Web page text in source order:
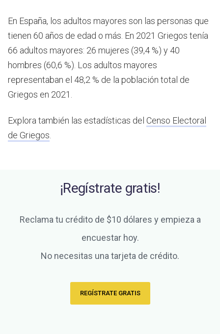
En España, los adultos mayores son las personas que
tienen 60 años de edad o más. En 2021 Griegos tenía
66 adultos mayores: 26 mujeres (39,4 %) y 40
hombres (60,6 %). Los adultos mayores
representaban el 48,2 % de la población total de
Griegos en 2021.
Explora también las estadísticas del Censo Electoral
de Griegos
¡Regístrate gratis!
Reclama tu crédito de $10 dólares y empieza a
encuestar hoy.
No necesitas una tarjeta de crédito.
REGÍSTRATE GRATIS